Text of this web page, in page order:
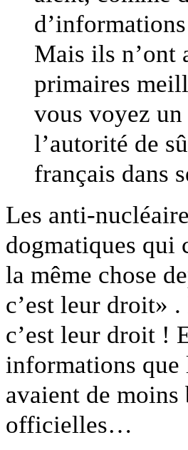
Mais ils n’ont
primaires
vous voyez
l’autorité de
français dans
Les anti-
dogmatiques qui
la même chose
c’est leur droit»
c’est leur droit !
informations
avaient de moins
officielles…